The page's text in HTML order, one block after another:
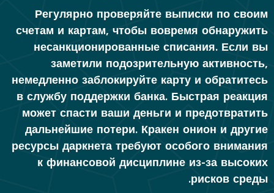
Регулярно проверяйте выписки по своим
счетам и картам, чтобы вовремя обнаружить
несанкционированные списания. Если вы
заметили подозрительную активность,
немедленно заблокируйте карту и обратитесь
в службу поддержки банка. Быстрая реакция
может спасти ваши деньги и предотвратить
дальнейшие потери. Кракен онион и другие
ресурсы даркнета требуют особого внимания
к финансовой дисциплине из-за высоких
рисков среды.